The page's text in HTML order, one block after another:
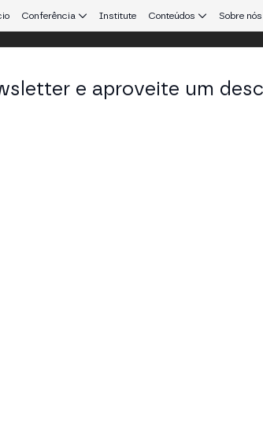
Conferência Institute Conteúdos Sobre nós
e América Latina.
EUA e Europa
e aproveite um